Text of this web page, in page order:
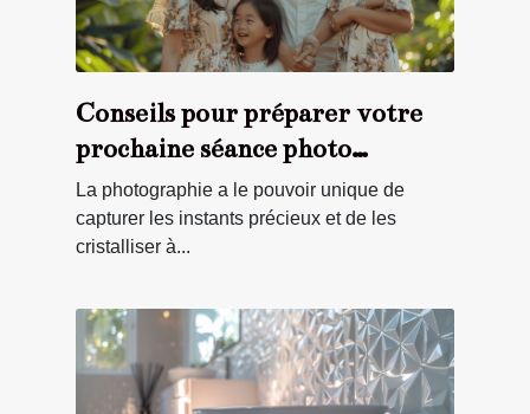
Conseils pour préparer votre
prochaine séance photo
familiale
La photographie a le pouvoir unique de
capturer les instants précieux et de les
cristalliser à...